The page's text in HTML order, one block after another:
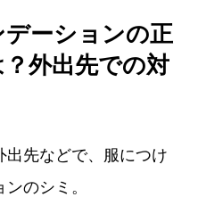
ーションの正
外出先での対
出先などで、服につけ
のシミ。